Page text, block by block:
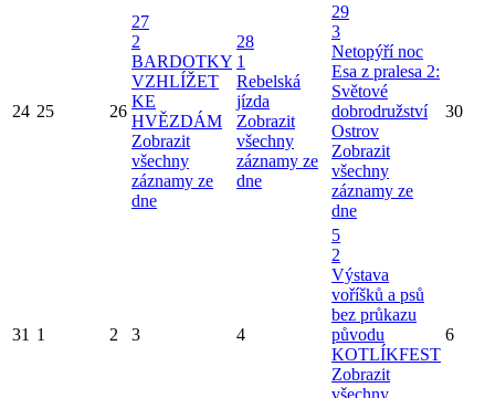
24 25 26
27
2
BARDOTKY
VZHLÍŽET
KE
HVĚZDÁM
Zobrazit
všechny
záznamy ze
dne
28
1
Rebelská
jízda
Zobrazit
všechny
záznamy ze
dne
29
3
Netopýří noc
Esa z pralesa 2:
Světové
dobrodružství
Ostrov
Zobrazit
všechny
záznamy ze
dne
30
31 1 2 3 4
5
2
Výstava
voříšků a psů
bez průkazu
původu
KOTLÍKFEST
Zobrazit
všechny
6